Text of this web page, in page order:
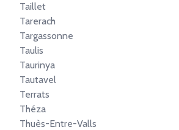
Taillet
Tarerach
Targassonne
Taulis
Taurinya
Tautavel
Terrats
Théza
Thuès-Entre-Valls